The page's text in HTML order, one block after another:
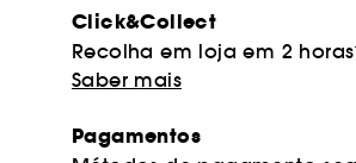
Click&Collect
Recolha em loja em 2
Saber mais
Pagamentos